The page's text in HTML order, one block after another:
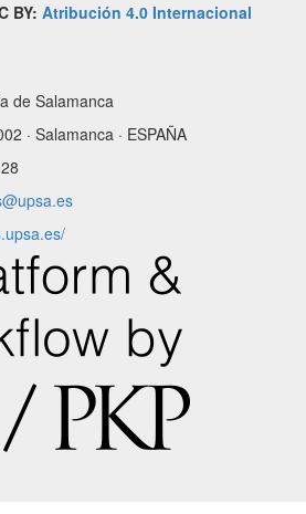
BY: Atribución 4.0 Internacional
de Salamanca
· Salamanca · ESPAÑA